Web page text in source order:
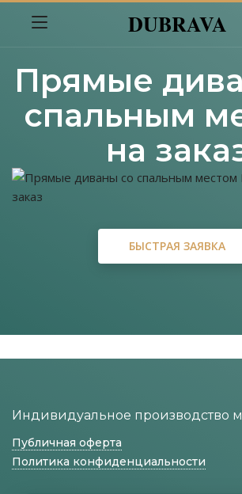
DUBRAVA
Прямые
спальным
на
БЫСТРАЯ ЗАЯВКА
БЫСТРАЯ ЗАЯВКА
Индивидуальное производство
Публичная оферта
Политика конфиденциальности